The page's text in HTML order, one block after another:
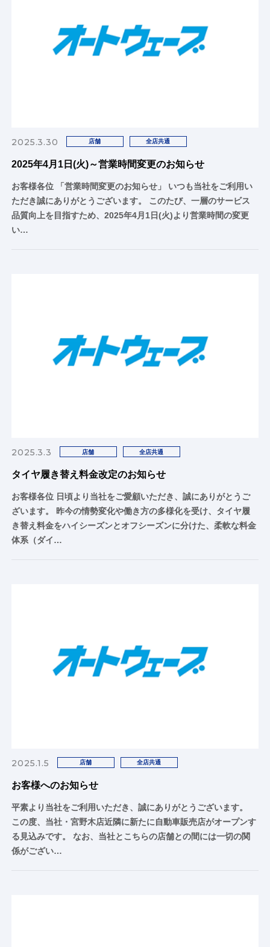
2025.3.30 店舗 全店共通
2025年4月1日(火)～営業時間変更のお知らせ
お客様各位 「営業時間変更のお知らせ」 いつも当社をご利用い
ただき誠にありがとうございます。 このたび、一層のサービス
品質向上を目指すため、2025年4月1日(火)より営業時間の変更
い…
2025.3.3 店舗 全店共通
タイヤ履き替え料金改定のお知らせ
お客様各位 日頃より当社をご愛顧いただき、誠にありがとうご
ざいます。 昨今の情勢変化や働き方の多様化を受け、タイヤ履
き替え料金をハイシーズンとオフシーズンに分けた、柔軟な料金
体系（ダイ…
2025.1.5 店舗 全店共通
お客様へのお知らせ
平素より当社をご利用いただき、誠にありがとうございます。
この度、当社・宮野木店近隣に新たに自動車販売店がオープンす
る見込みです。 なお、当社とこちらの店舗との間には一切の関
係がござい…